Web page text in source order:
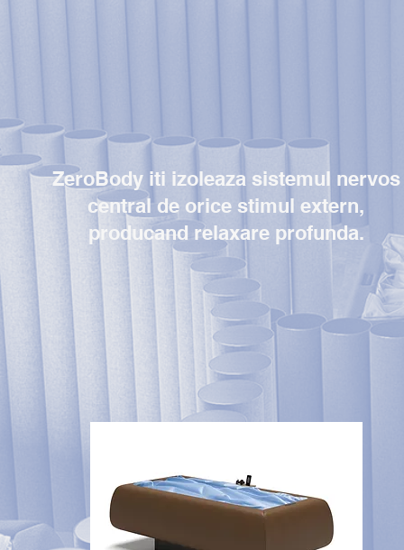
ZeroBody iti izoleaza sistemul nervos
central de orice stimul extern,
producand relaxare profunda.